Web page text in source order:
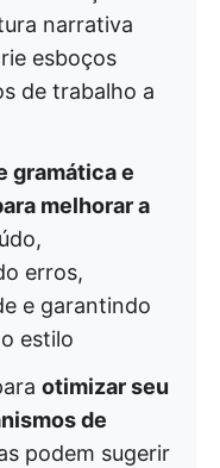
narrativa
esboços
de trabalho a
gramática e
melhorar a
erros,
e garantindo
estilo
otimizar seu
de
podem sugerir